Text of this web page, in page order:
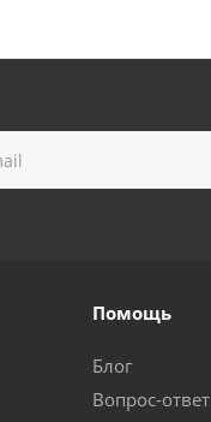
Помощь
Блог
Вопрос-ответ